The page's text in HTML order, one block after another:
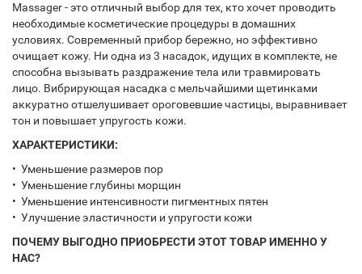
Massager - это отличный выбор для тех, кто хочет проводить
необходимые косметические процедуры в домашних
условиях. Современный прибор бережно, но эффективно
очищает кожу. Ни одна из 3 насадок, идущих в комплекте, не
способна вызывать раздражение тела или травмировать
лицо. Вибрирующая насадка с мельчайшими щетинками
аккуратно отшелушивает ороговевшие частицы, выравнивает
тон и повышает упругость кожи.
ХАРАКТЕРИСТИКИ:
• Уменьшение размеров пор
• Уменьшение глубины морщин
• Уменьшение интенсивности пигментных пятен
• Улучшение эластичности и упругости кожи
ПОЧЕМУ ВЫГОДНО ПРИОБРЕСТИ ЭТОТ ТОВАР ИМЕННО У
НАС?